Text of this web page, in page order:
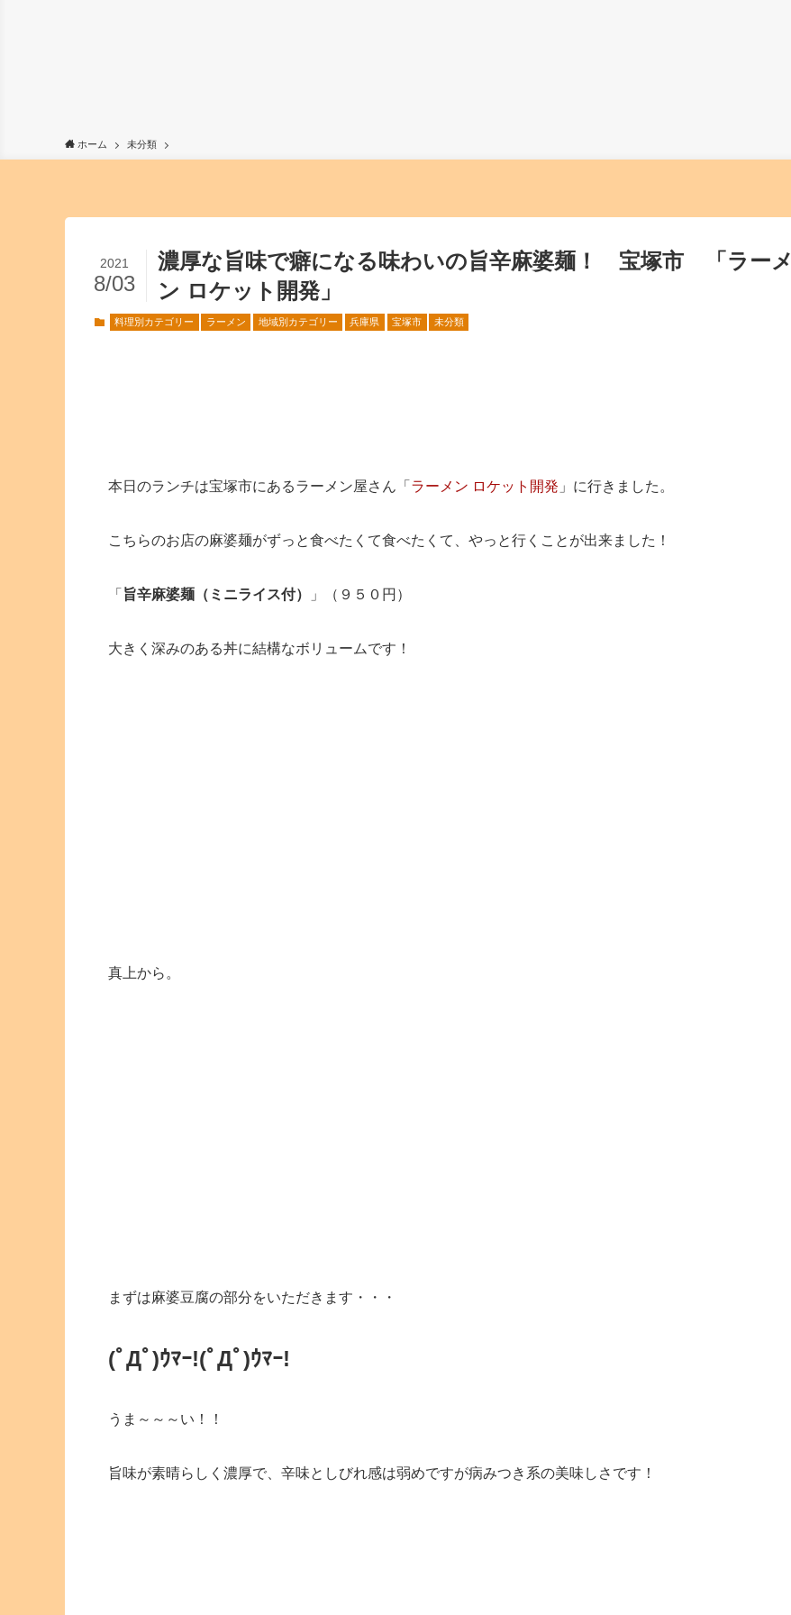
ホーム 未分類
濃厚な旨味で癖になる味わいの旨辛麻婆麺！ 宝塚市 「ラーメ
ン ロケット開発」
2021
8/03
料理別カテゴリー ラーメン 地域別カテゴリー 兵庫県 宝塚市 未分類
本日のランチは宝塚市にあるラーメン屋さん「 ラーメン ロケット開発 」に行きました。
こちらのお店の麻婆麺がずっと食べたくて食べたくて、やっと行くことが出来ました！
「 旨辛麻婆麺（ミニライス付） 」（９５０円）
大きく深みのある丼に結構なボリュームです！
真上から。
まずは麻婆豆腐の部分をいただきます・・・
(ﾟДﾟ)ｳﾏｰ!(ﾟДﾟ)ｳﾏｰ!
うま～～～い！！
旨味が素晴らしく濃厚で、辛味としびれ感は弱めですが病みつき系の美味しさです！